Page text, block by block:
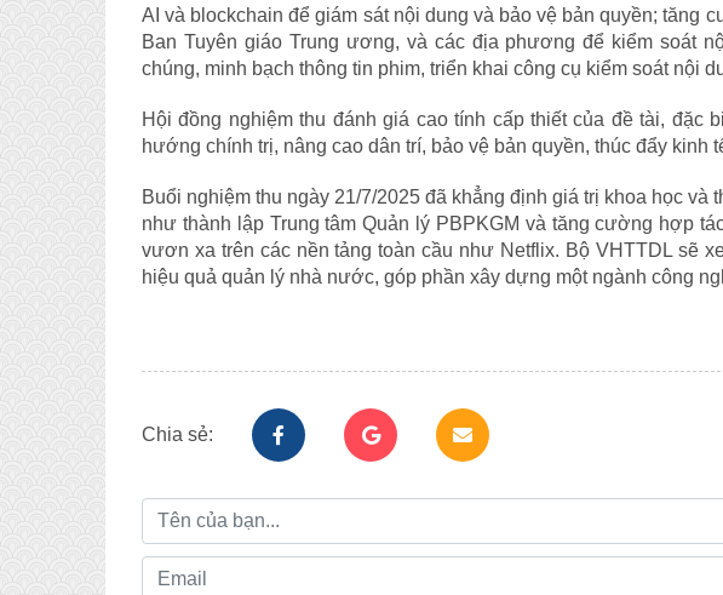
AI và blockchain để giám sát nội dung và bảo vệ bản quyền; tăng
Ban Tuyên giáo Trung ương, và các địa phương để kiểm soát
chúng, minh bạch thông tin phim, triển khai công cụ kiểm soát nội
Hội đồng nghiệm thu đánh giá cao tính cấp thiết của đề tài, đặc
hướng chính trị, nâng cao dân trí, bảo vệ bản quyền, thúc đẩy kinh
Buổi nghiệm thu ngày 21/7/2025 đã khẳng định giá trị khoa học
như thành lập Trung tâm Quản lý PBPKGM và tăng cường hợp
vươn xa trên các nền tảng toàn cầu như Netflix. Bộ VHTTDL sẽ
hiệu quả quản lý nhà nước, góp phần xây dựng một ngành công
Chia sẻ: